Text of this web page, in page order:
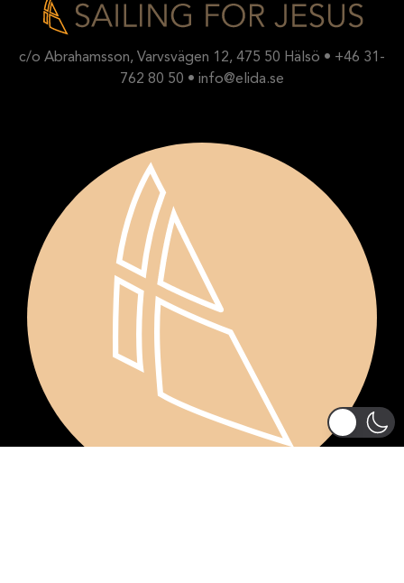
c/o Abrahamsson, Varvsvägen 12, 475 50 Hälsö • +46 31-
762 80 50 • info@elida.se